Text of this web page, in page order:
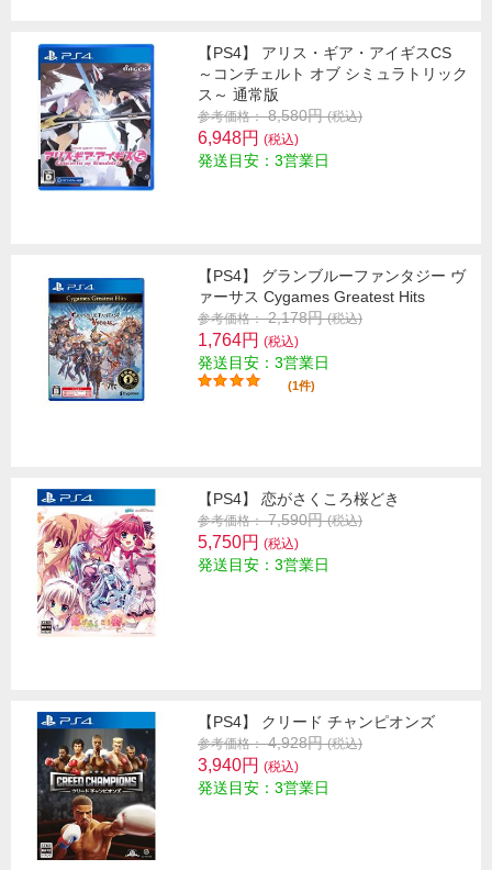
【PS4】 アリス・ギア・アイギスCS
～コンチェルト オブ シミュラトリック
ス～ 通常版
参考価格： 8,580円(税込)
6,948円 (税込)
発送目安：3営業日
【PS4】 グランブルーファンタジー ヴ
ァーサス Cygames Greatest Hits
参考価格： 2,178円(税込)
1,764円 (税込)
発送目安：3営業日
(1件)
【PS4】 恋がさくころ桜どき
参考価格： 7,590円(税込)
5,750円 (税込)
発送目安：3営業日
【PS4】 クリード チャンピオンズ
参考価格： 4,928円(税込)
3,940円 (税込)
発送目安：3営業日